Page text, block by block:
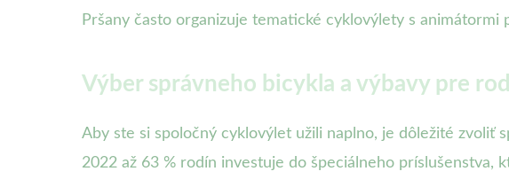
Pršany často organizuje tematické cyklovýlety s animátormi
Výber správneho bicykla a výbavy pre
Aby ste si spoločný cyklovýlet užili naplno, je dôležité zvoliť
2022 až 63 % rodín investuje do špeciálneho príslušenstva,